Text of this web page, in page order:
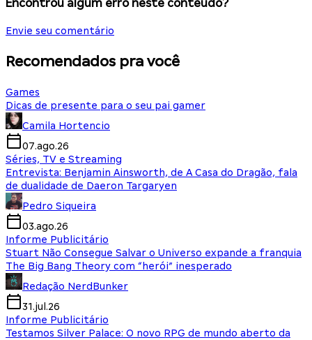
Encontrou algum erro neste conteúdo?
Envie seu comentário
Recomendados pra você
Games
Dicas de presente para o seu pai gamer
Camila Hortencio
07.ago.26
Séries, TV e Streaming
Entrevista: Benjamin Ainsworth, de A Casa do Dragão, fala
de dualidade de Daeron Targaryen
Pedro Siqueira
03.ago.26
Informe Publicitário
Stuart Não Consegue Salvar o Universo expande a franquia
The Big Bang Theory com “herói” inesperado
Redação NerdBunker
31.jul.26
Informe Publicitário
Testamos Silver Palace: O novo RPG de mundo aberto da